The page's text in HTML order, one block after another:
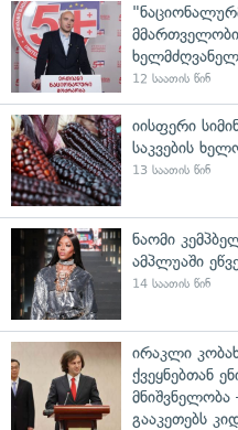
12 საათის წინ
იისფერი
საკვების
13 საათის წინ
ნაომი
ამპლუაში
14 საათის წინ
ირაკლი
ქვეყნებთან
გააკეთებს